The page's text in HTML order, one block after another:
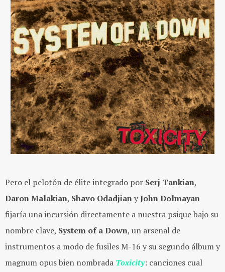
Pero el pelotón de élite integrado por Serj Tankian,
DaronMalakian, Shavo OdadjianyJohnDolmayan
fijaría una incursión directamente a nuestra psique bajo su
nombre clave, System of a Down, un arsenal de
instrumentos a modo de fusiles M-16 y su segundo álbum y
magnum opus bien nombrada Toxicity: canciones cual